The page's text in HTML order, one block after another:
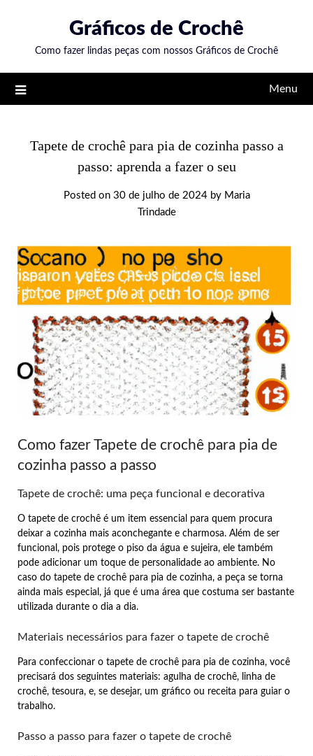
content
Gráficos de Crochê
Como fazer lindas peças com nossos Gráficos de Crochê
Menu
Tapete de crochê para pia de cozinha passo a
passo: aprenda a fazer o seu
Posted on 30 de julho de 2024by Maria
Trindade
Como fazer Tapete de crochê para pia de
cozinha passo a passo
Tapete de crochê: uma peça funcional e decorativa
O tapete de crochê é um item essencial para quem procura
deixar a cozinha mais aconchegante e charmosa. Além de ser
funcional, pois protege o piso da água e sujeira, ele também
pode adicionar um toque de personalidade ao ambiente. No
caso do tapete de crochê para pia de cozinha, a peça se torna
ainda mais especial, já que é uma área que costuma ser bastante
utilizada durante o dia a dia.
Materiais necessários para fazer o tapete de crochê
Para confeccionar o tapete de crochê para pia de cozinha, você
precisará dos seguintes materiais: agulha de crochê, linha de
crochê, tesoura, e, se desejar, um gráfico ou receita para guiar o
trabalho.
Passo a passo para fazer o tapete de crochê